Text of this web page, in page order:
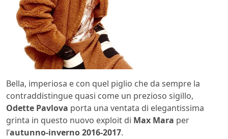
Bella, imperiosa e con quel piglio che da sempre la
contraddistingue quasi come un prezioso sigillo,
Odette Pavlova porta una ventata di elegantissima
grinta in questo nuovo exploit di Max Mara per
l’autunno-inverno 2016-2017.